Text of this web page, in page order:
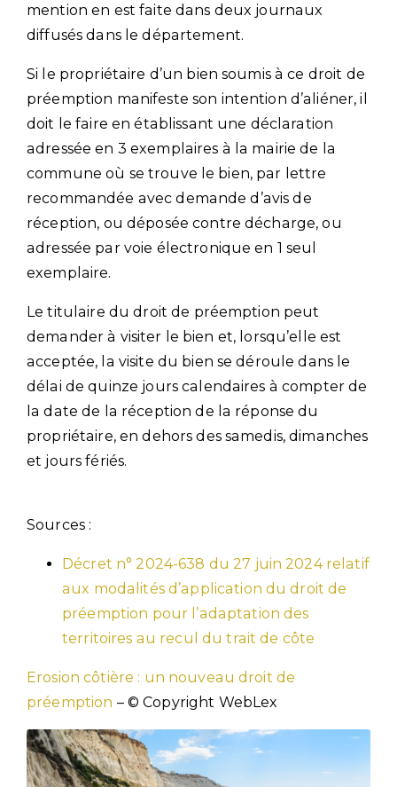
mention en est faite dans deux journaux
diffusés dans le département.
Si le propriétaire d’un bien soumis à ce droit de
préemption manifeste son intention d’aliéner, il
doit le faire en établissant une déclaration
adressée en 3 exemplaires à la mairie de la
commune où se trouve le bien, par lettre
recommandée avec demande d’avis de
réception, ou déposée contre décharge, ou
adressée par voie électronique en 1 seul
exemplaire.
Le titulaire du droit de préemption peut
demander à visiter le bien et, lorsqu’elle est
acceptée, la visite du bien se déroule dans le
délai de quinze jours calendaires à compter de
la date de la réception de la réponse du
propriétaire, en dehors des samedis, dimanches
et jours fériés.
Sources :
Décret n° 2024-638 du 27 juin 2024 relatif
aux modalités d’application du droit de
préemption pour l’adaptation des
territoires au recul du trait de côte
Erosion côtière : un nouveau droit de
préemption – © Copyright WebLex